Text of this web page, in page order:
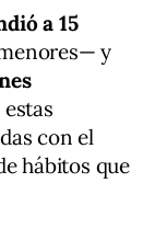
a 15
y
con el
hábitos que